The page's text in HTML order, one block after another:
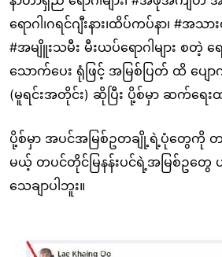
ရောဂါ၊ဂရင်ဂျီးနား၊ထိပ်ကပ်နာ၊ #အသာ
#အမျိူးသမီး မီးယပ်ရောဂါများ စတဲ့
သောက်ပေး ရုံဖြင့် အမြစ်ပြတ် ထိ ပျေ
(မူရင်းအတိုင်း) ဆိုပြီး ပို့စ်မှာ ဆက်ရေး
ပို့စ်မှာ အပင်အမြစ်ဥတချို့ရဲ့ပုံတွေကို
မယ့် တပင်တိုင်မြနန်းပင်ရဲ့အမြစ်ဥ
သေချာပါဘူး။
Image